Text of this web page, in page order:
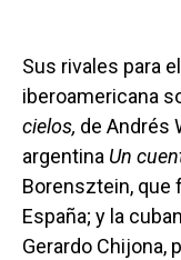
Sus rivales para
iberoamericana
cielos, de Andrés
argentina Un
Borensztein, que
España; y la
Gerardo Chijona,